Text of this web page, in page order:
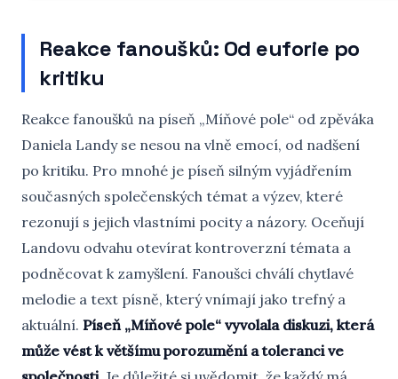
Reakce fanoušků: Od euforie po
kritiku
Reakce fanoušků na píseň „Míňové pole“ od zpěváka
Daniela Landy se nesou na vlně emocí, od nadšení
po kritiku. Pro mnohé je píseň silným vyjádřením
současných společenských témat a výzev, které
rezonují s jejich vlastními pocity a názory. Oceňují
Landovu odvahu otevírat kontroverzní témata a
podněcovat k zamyšlení. Fanoušci chválí chytlavé
melodie a text písně, který vnímají jako trefný a
aktuální. Píseň „Míňové pole“ vyvolala diskuzi, která
může vést k většímu porozumění a toleranci ve